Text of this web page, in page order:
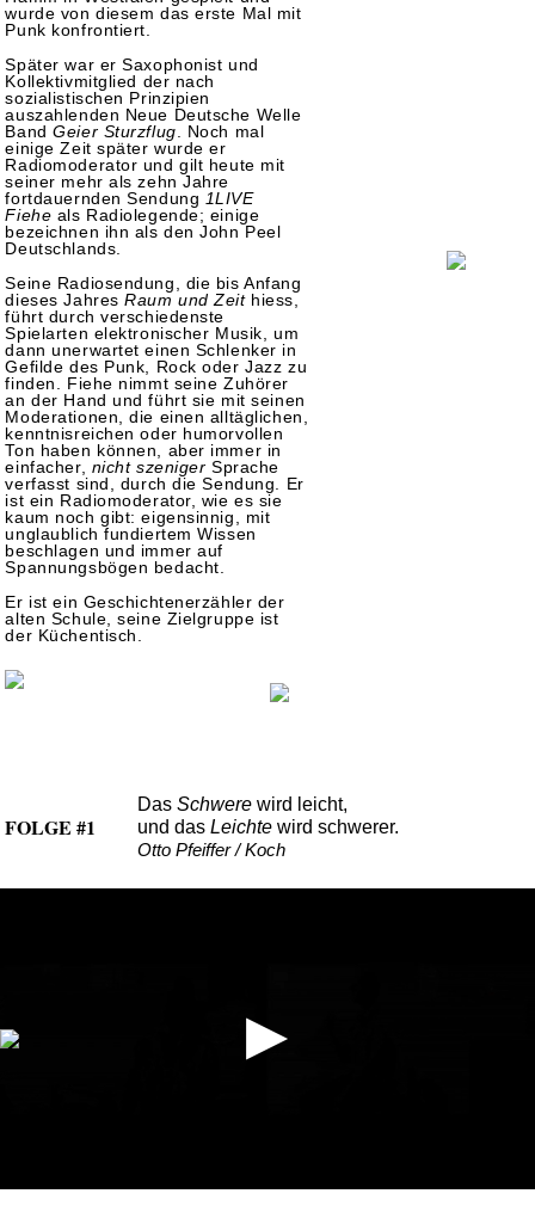
wurde von diesem das erste Mal mit
Punk konfrontiert.
Später war er Saxophonist und
Kollektivmitglied der nach
sozialistischen Prinzipien
auszahlenden Neue Deutsche Welle
BandGeier Sturzflug . Noch mal
einige Zeit später wurde er
Radiomoderator und gilt heute mit
seiner mehr als zehn Jahre
fortdauernden Sendung 1LIVE
Fiehe als Radiolegende; einige
bezeichnen ihn als den John Peel
Deutschlands.
Seine Radiosendung, die bis Anfang
dieses JahresRaum und Zeithiess,
führt durch verschiedenste
Spielarten elektronischer Musik, um
dann unerwartet einen Schlenker in
Gefilde des Punk, Rock oder Jazz zu
finden. Fiehe nimmt seine Zuhörer
an der Hand und führt sie mit seinen
Moderationen, die einen alltäglichen,
kenntnisreichen oder humorvollen
Ton haben können, aber immer in
einfacher, nicht szeniger Sprache
verfasst sind, durch die Sendung. Er
ist ein Radiomoderator, wie es sie
kaum noch gibt: eigensinnig, mit
unglaublich fundiertem Wissen
beschlagen und immer auf
Spannungsbögen bedacht.
Er ist ein Geschichtenerzähler der
alten Schule, seine Zielgruppe ist
der Küchentisch.
FOLGE #1
Das Schwere wird leicht,
und das Leichte wird schwerer.
Otto Pfeiffer / Koch